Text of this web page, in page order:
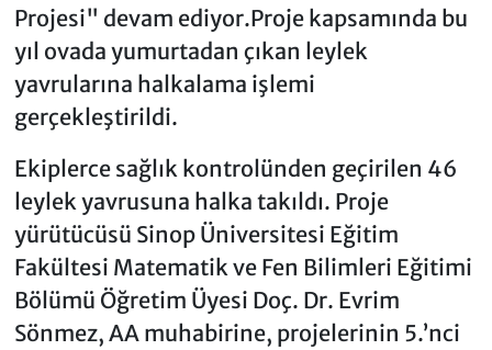
Projesi" devam ediyor.Proje kapsamında bu
yıl ovada yumurtadan çıkan leylek
yavrularına halkalama işlemi
gerçekleştirildi.
Ekiplerce sağlık kontrolünden geçirilen 46
leylek yavrusuna halka takıldı. Proje
yürütücüsü Sinop Üniversitesi Eğitim
Fakültesi Matematik ve Fen Bilimleri Eğitimi
Bölümü Öğretim Üyesi Doç. Dr. Evrim
Sönmez, AA muhabirine, projelerinin 5.’nci